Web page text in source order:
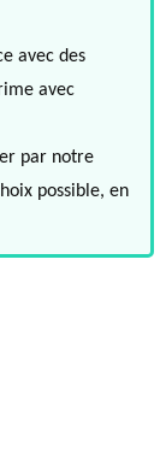
avec des
avec
par notre
possible, en